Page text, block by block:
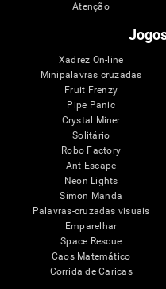
Atenção
Xadrez On-line
Minipalavras cruzadas
Fruit Frenzy
Pipe Panic
Crystal Miner
Solitário
Robo Factory
Ant Escape
Neon Lights
Simon Manda
Palavras-cruzadas visuais
Emparelhar
Space Rescue
Caos Matemático
Corrida de Caricas